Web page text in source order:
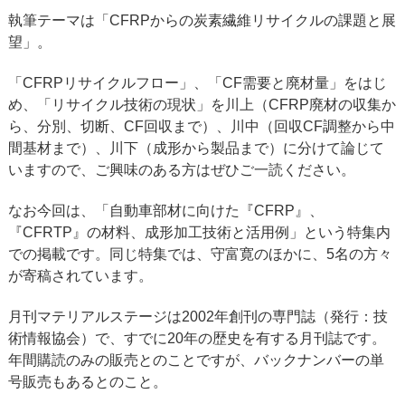
執筆テーマは「CFRPからの炭素繊維リサイクルの課題と展
望」。
「CFRPリサイクルフロー」、「CF需要と廃材量」をはじ
め、「リサイクル技術の現状」を川上（CFRP廃材の収集か
ら、分別、切断、CF回収まで）、川中（回収CF調整から中
間基材まで）、川下（成形から製品まで）に分けて論じて
いますので、ご興味のある方はぜひご一読ください。
なお今回は、「自動車部材に向けた『CFRP』、
『CFRTP』の材料、成形加工技術と活用例」という特集内
での掲載です。同じ特集では、守富寛のほかに、5名の方々
が寄稿されています。
月刊マテリアルステージは2002年創刊の専門誌（発行：技
術情報協会）で、すでに20年の歴史を有する月刊誌です。
年間購読のみの販売とのことですが、バックナンバーの単
号販売もあるとのこと。